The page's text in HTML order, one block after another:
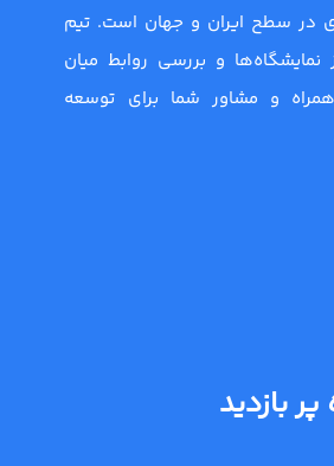
در سطح ایران و جهان است. تیم
نمایشگاه‌ها و بررسی روابط میان
و مشاور شما برای توسعه
بازدید